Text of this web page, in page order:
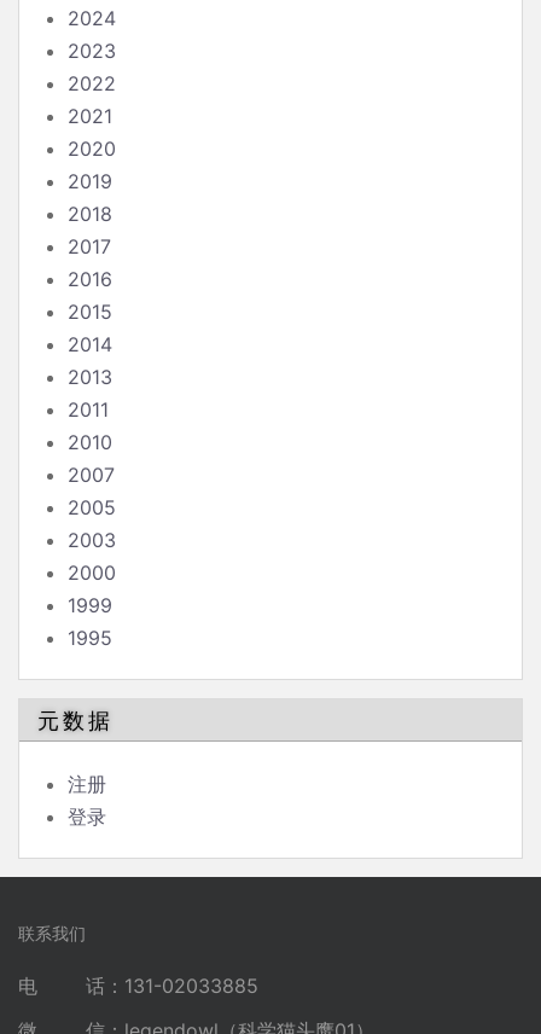
2024
2023
2022
2021
2020
2019
2018
2017
2016
2015
2014
2013
2011
2010
2007
2005
2003
2000
1999
1995
元数据
注册
登录
联系我们
电 话：131-02033885